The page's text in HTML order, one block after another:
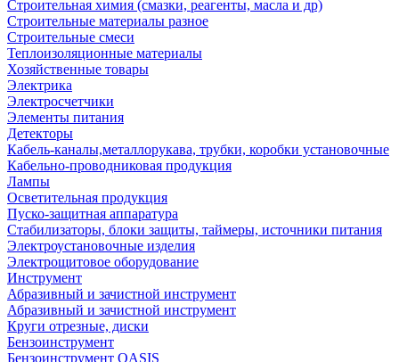
Строительная химия (смазки, реагенты, масла и др)
Строительные материалы разное
Строительные смеси
Теплоизоляционные материалы
Хозяйственные товары
Электрика
Электросчетчики
Элементы питания
Детекторы
Кабель-каналы,металлорукава, трубки, коробки установочные
Кабельно-проводниковая продукция
Лампы
Осветительная продукция
Пуско-защитная аппаратура
Стабилизаторы, блоки защиты, таймеры, источники питания
Электроустановочные изделия
Электрощитовое оборудование
Инструмент
Абразивный и зачистной инструмент
Абразивный и зачистной инструмент
Круги отрезные, диски
Бензоинструмент
Бензоинструмент OASIS